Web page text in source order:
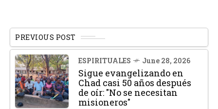
PREVIOUS POST
ESPIRITUALES June 28, 2026
Sigue evangelizando en
Chad casi 50 años después
de oír: "No se necesitan
misioneros"